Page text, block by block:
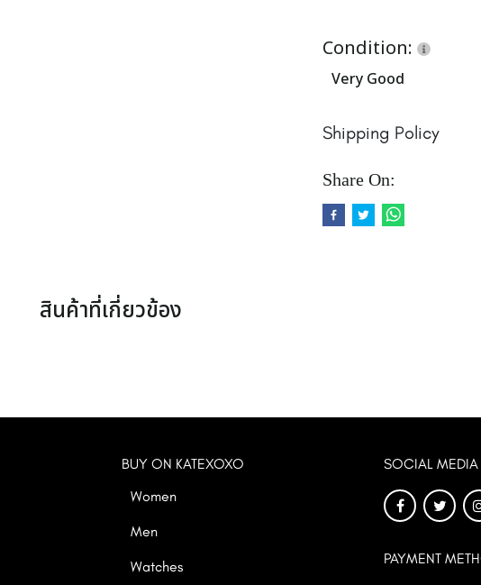
Condition:
Very Good
Shipping Policy
Share On:
สินค้าที่เกี่ยวข้อง
BUY ON KATEXOXO
Women
Men
Watches
SOCIAL MEDIA
PAYMENT